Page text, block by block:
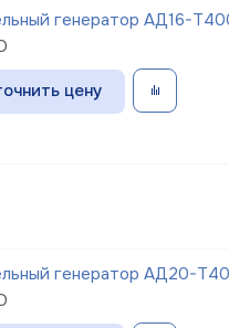
генератор АД16-
цену
генератор АД20-